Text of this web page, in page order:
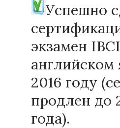
Успешно
экзамен
английском
2016 году
продлен до
года).